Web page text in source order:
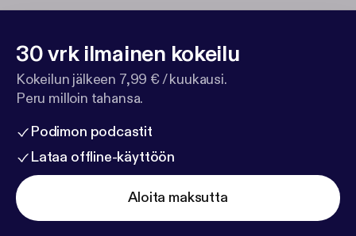
30 vrk ilmainen kokeilu
Kokeilun jälkeen 7,99 € / kuukausi.
Peru milloin tahansa.
Podimon podcastit
Lataa offline-käyttöön
Aloita maksutta